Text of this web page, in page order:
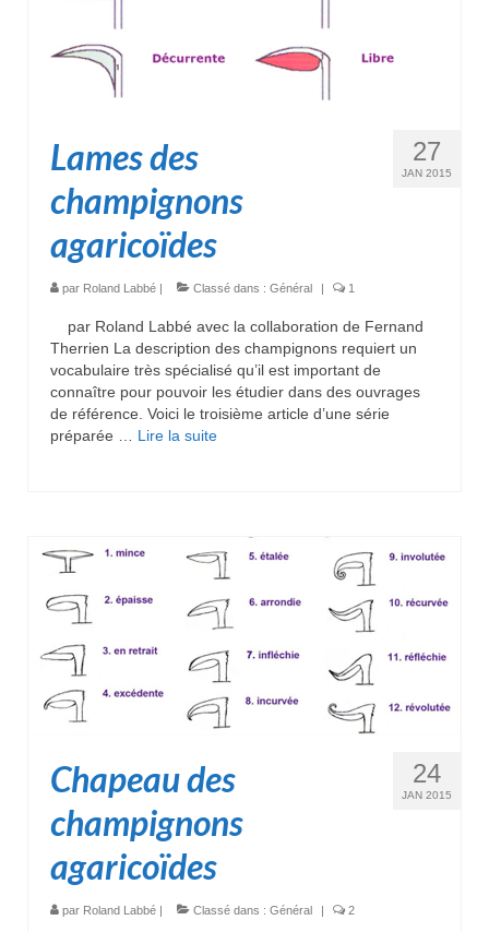
27
JAN 2015
Lames des
champignons
agaricoïdes
par Roland Labbé | Classé dans : Général | 1
par Roland Labbé avec la collaboration de Fernand
Therrien La description des champignons requiert un
vocabulaire très spécialisé qu’il est important de
connaître pour pouvoir les étudier dans des ouvrages
de référence. Voici le troisième article d’une série
préparée … Lire la suite­­
24
JAN 2015
Chapeau des
champignons
agaricoïdes
par Roland Labbé | Classé dans : Général | 2